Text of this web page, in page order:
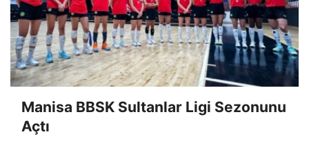
Manisa BBSK Sultanlar Ligi Sezonunu
Açtı